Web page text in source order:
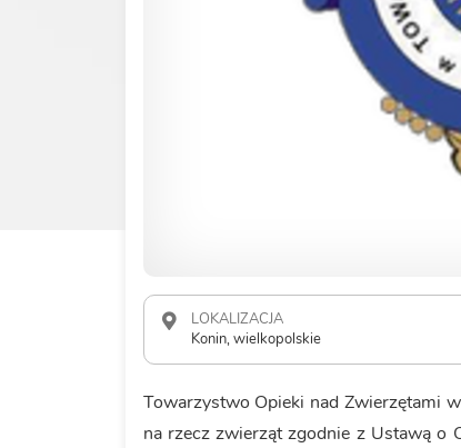
LOKALIZACJA
Konin, wielkopolskie
Towarzystwo Opieki nad Zwierzętami
na rzecz zwierząt zgodnie z Ustawą o